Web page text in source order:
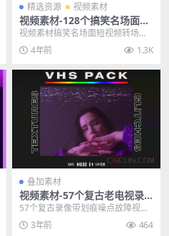
精选资源 视频素材
视频素材-128个搞笑名场面沙
雕短视频转场表情包素材包
视频素材搞笑名场面短视频转场表
情包素材包,可以用于抖音、快手、
微视、bilibi...
4年前 1.3K
叠加素材
视频素材-57个复古老电视录
像带划痕噪点故障视频叠加素
57个复古录像带划痕噪点故障视频
叠加合成素材 其他推荐: 视频素材-1
23组科幻...
3年前 464